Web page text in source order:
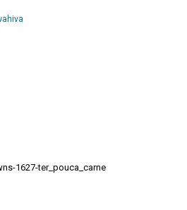
1627-ter_pouca_carne